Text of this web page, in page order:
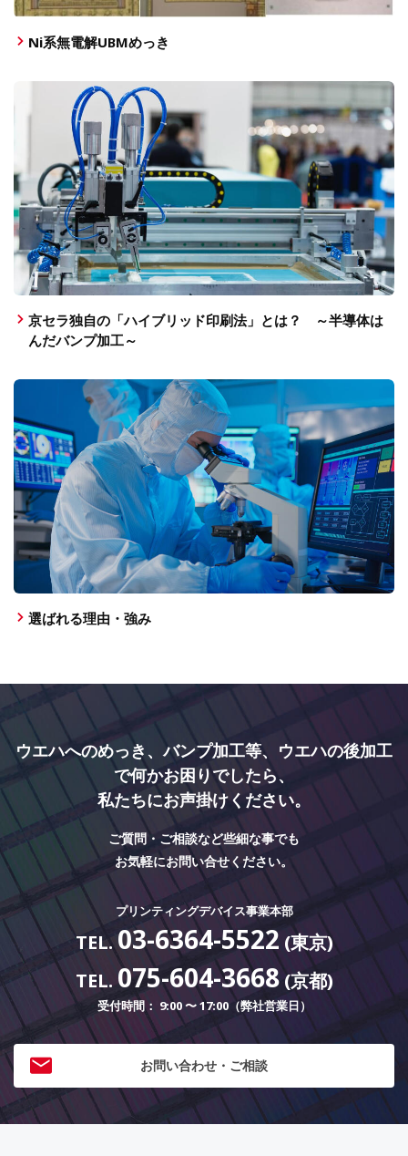
Ni系無電解UBMめっき
京セラ独自の「ハイブリッド印刷法」とは？ ～半導体は
んだバンプ加工～
選ばれる理由・強み
ウエハへのめっき、バンプ加工等、ウエハの後加工
で何かお困りでしたら、
私たちにお声掛けください。
ご質問・ご相談など些細な事でも
お気軽にお問い合せください。
プリンティングデバイス事業本部
TEL.03-6364-5522 (東京)
TEL.075-604-3668(京都)
受付時間： 9:00 〜 17:00（弊社営業日）
お問い合わせ・ご相談